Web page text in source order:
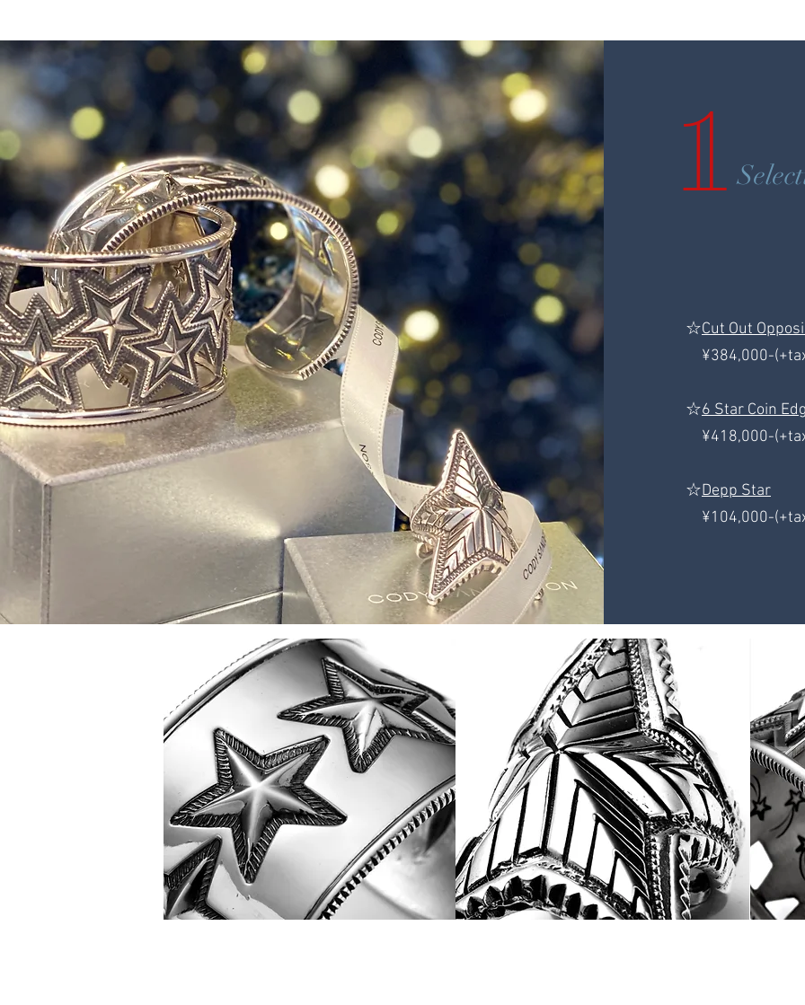
1
☆Cut Out
¥384,000-
☆6 Star Coin
¥418,000-
☆Depp Star
¥104,000-